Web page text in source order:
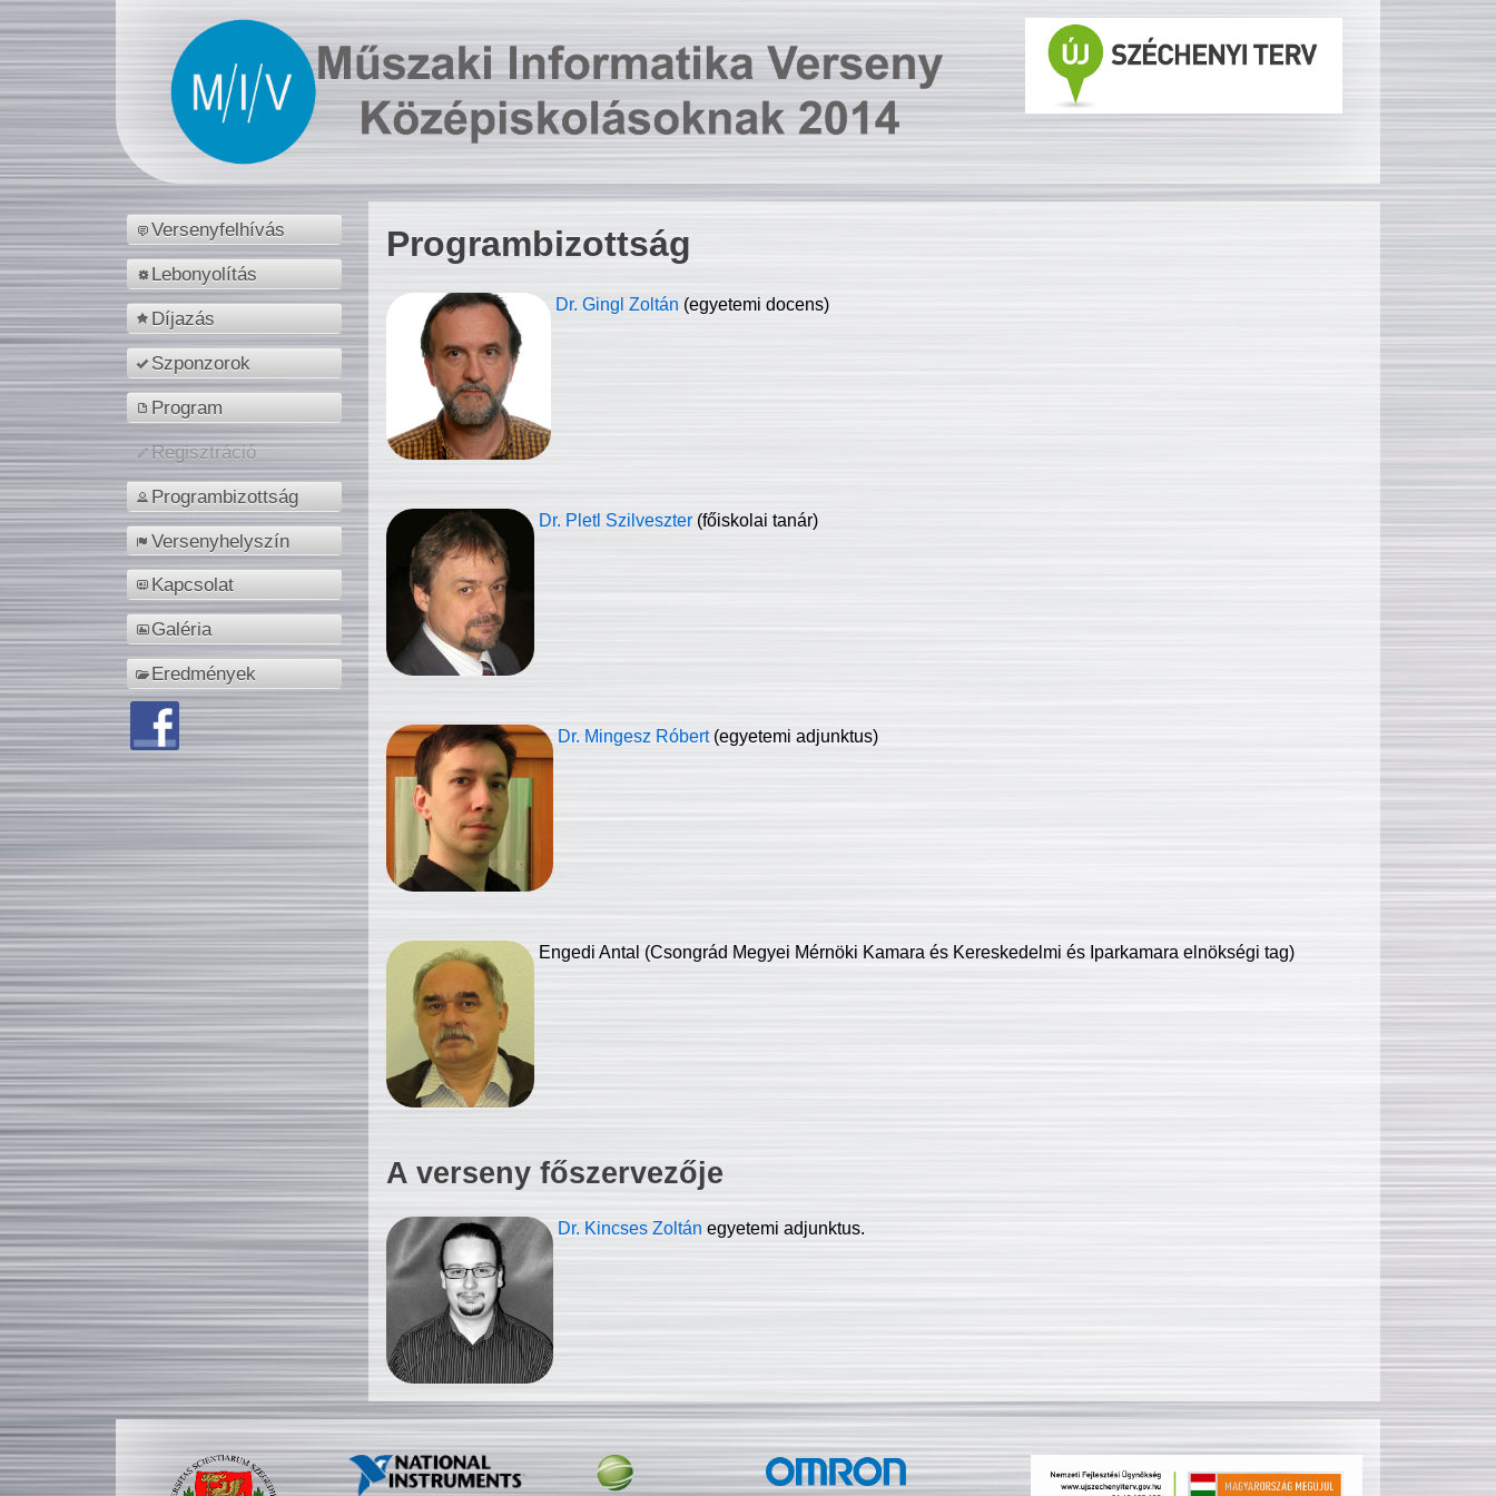
Versenyfelhívás
Lebonyolítás
Díjazás
Szponzorok
Program
Regisztráció
Programbizottság
Versenyhelyszín
Kapcsolat
Galéria
Eredmények
Programbizottság
Dr. Gingl Zoltán (egyetemi docens)
Dr. Pletl Szilveszter (főiskolai tanár)
Dr. Mingesz Róbert (egyetemi adjunktus)
Engedi Antal (Csongrád Megyei Mérnöki Kamara és Kereskedelmi és Iparkamara elnökségi tag)
A verseny főszervezője
Dr. Kincses Zoltán egyetemi adjunktus.